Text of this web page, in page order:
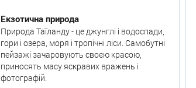
Екзотична природа
Природа Таїланду - це джунглі і водоспади,
гори і озера, моря і тропічні ліси. Самобутні
пейзажі зачаровують своєю красою,
приносять масу яскравих вражень і
фотографій.